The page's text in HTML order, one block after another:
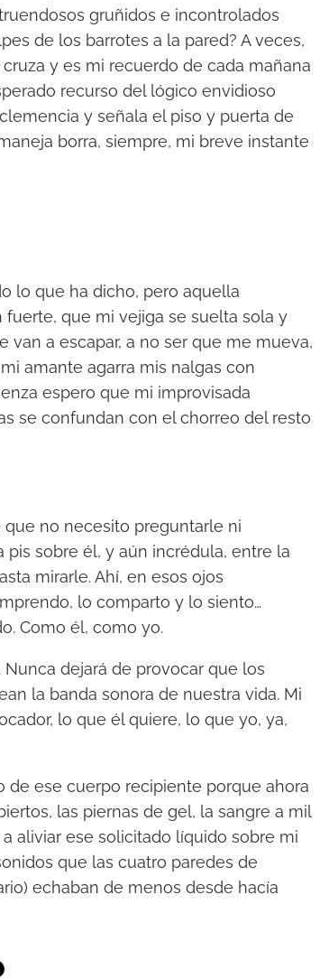
l
a
s
d
e
f
r
r
i
a
j
p
a
a
u
e
n
t
a
r
gruñidos e incontrolados
de los barrotes a la pared? A veces,
y es mi recuerdo de cada mañana
recurso del lógico envidioso
y señala el piso y puerta de
borra, siempre, mi breve instante
lo que ha dicho, pero aquella
que mi vejiga se suelta sola y
van a escapar, a no ser que me mueva,
amante agarra mis nalgas con
espero que mi improvisada
se confundan con el chorreo del resto
no necesito preguntarle ni
sobre él, y aún incrédula, entre la
mirarle. Ahí, en esos ojos
lo comparto y lo siento…
Como él, como yo.
dejará de provocar que los
la banda sonora de nuestra vida. Mi
lo que él quiere, lo que yo, ya,
de ese cuerpo recipiente porque ahora
las piernas de gel, la sangre a mil
aliviar ese solicitado líquido sobre mi
que las cuatro paredes de
echaban de menos desde hacía